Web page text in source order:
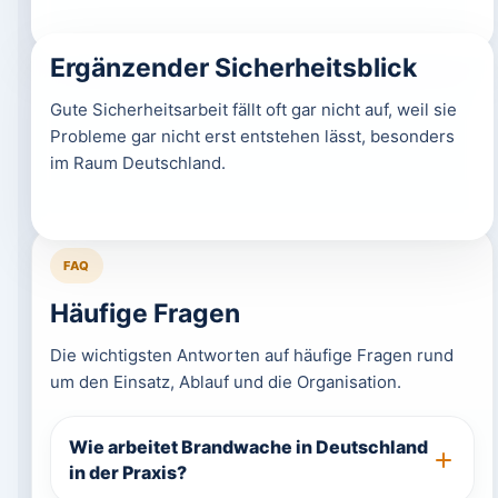
Ergänzender Sicherheitsblick
Gute Sicherheitsarbeit fällt oft gar nicht auf, weil sie
Probleme gar nicht erst entstehen lässt, besonders
im Raum Deutschland.
FAQ
Häufige Fragen
Die wichtigsten Antworten auf häufige Fragen rund
um den Einsatz, Ablauf und die Organisation.
Wie arbeitet Brandwache in Deutschland
in der Praxis?